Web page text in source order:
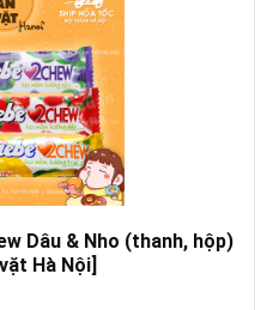
Dâu & Nho (thanh, hộp)
Hà Nội]